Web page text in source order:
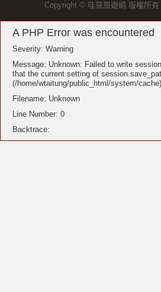
Copyright © 哇靠旅遊網 版權所
A PHP Error was encountered
Severity: Warning
Message: Unknown: Failed to write
that the current setting of
(/home/wtaitung/public_html/system/cache)
Filename: Unknown
Line Number: 0
Backtrace: